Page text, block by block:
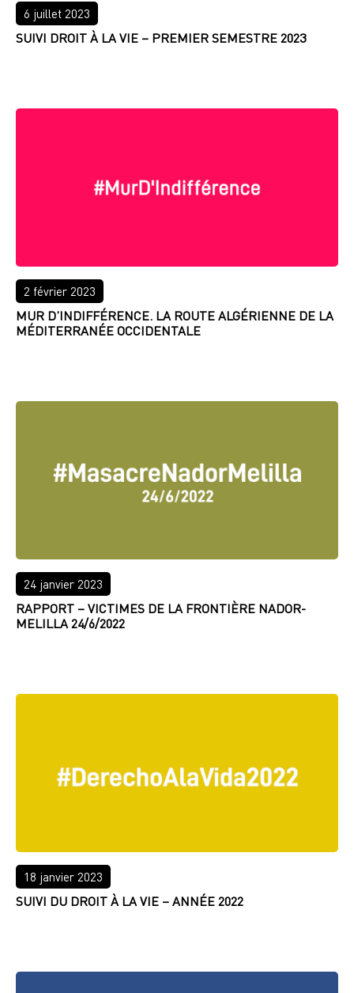
6 juillet 2023
SUIVI DROIT À LA VIE – PREMIER SEMESTRE 2023
2 février 2023
MUR D’INDIFFÉRENCE. LA ROUTE ALGÉRIENNE DE LA
MÉDITERRANÉE OCCIDENTALE
24 janvier 2023
RAPPORT – VICTIMES DE LA FRONTIÈRE NADOR-
MELILLA 24/6/2022
18 janvier 2023
SUIVI DU DROIT À LA VIE – ANNÉE 2022